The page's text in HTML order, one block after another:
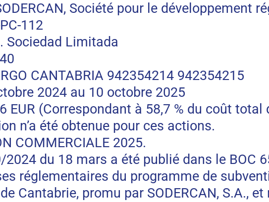
Société pour le développement
112
Sociedad Limitada
CANTABRIA 942354214 942354215
2024 au 10 octobre 2025
EUR (Correspondant à 58,7 % du coût total
n’a été obtenue pour ces actions.
COMMERCIALE 2025.
2024 du 18 mars a été publié dans le BOC
réglementaires du programme de
Cantabrie, promu par SODERCAN, S.A.,